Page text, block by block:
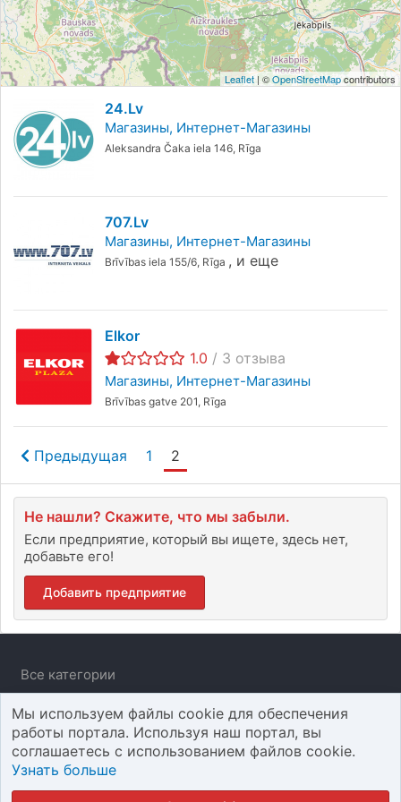
Leaflet | ©OpenStreetMapcontributors
24.lv
Магазины Интернет-Магазины
Aleksandra Čaka iela 146, Rīga
707.lv
Магазины Интернет-Магазины
Brīvības iela 155/6, Rīga , и еще
Elkor
1.0 / 3 отзыва
Магазины Интернет-Магазины
Brīvības gatve 201, Rīga
Предыдущая 1 2
Не нашли? Скажите, что мы забыли.
Если предприятие, который вы ищете, здесь нет,
добавьте его!
Добавить предприятие
Все категории
Добавить предприятие
Связаться с нами
Правила использования
Мы используем файлы cookie для обеспечения
работы портала. Используя наш портал, вы
соглашаетесь с использованием файлов cookie.
Узнать больше